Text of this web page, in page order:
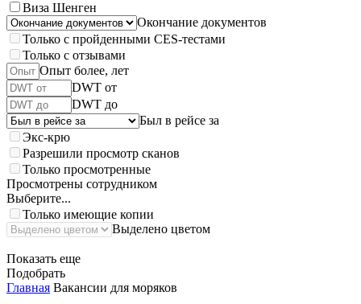
Виза Шенген
Окончание документов
Только с пройденными CES-тестами
Только с отзывами
Опыт более, лет
DWT от
DWT до
Был в рейсе за
Экс-крю
Разрешили просмотр сканов
Только просмотренные
Просмотрены сотрудником
Выберите...
Только имеющие копии
Выделено цветом
Показать еще
Подобрать
Главная Вакансии для моряков